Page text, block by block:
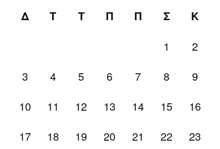
Δ Τ Τ Π Π Σ Κ
1
2
3
4 5 6 7 8
9
10
11 12 13 14 15
16
17
18 19 20 21 22
23